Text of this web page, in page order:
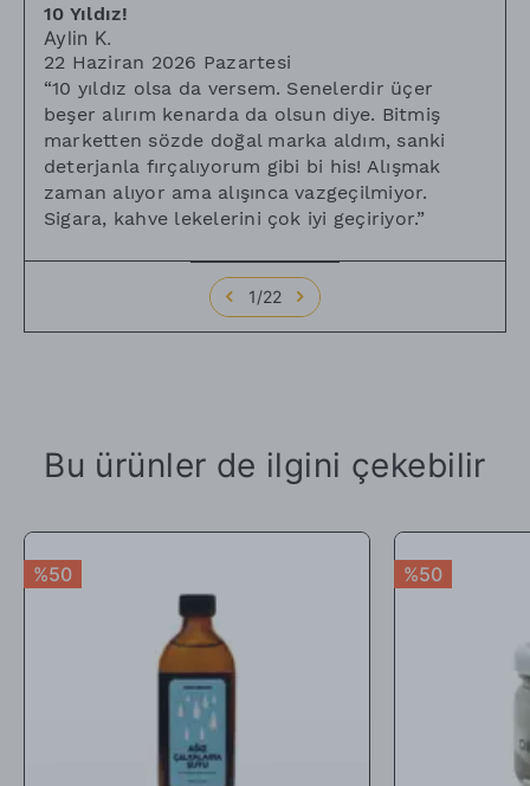
10 Yıldız!
Aylin K.
22 Haziran 2026 Pazartesi
“10 yıldız olsa da versem. Senelerdir üçer
beşer alırım kenarda da olsun diye. Bitmiş
marketten sözde doğal marka aldım, sanki
deterjanla fırçalıyorum gibi bi his! Alışmak
zaman alıyor ama alışınca vazgeçilmiyor.
Sigara, kahve lekelerini çok iyi geçiriyor.”
1/22
Bu ürünler de ilgini çekebilir
%50 %50